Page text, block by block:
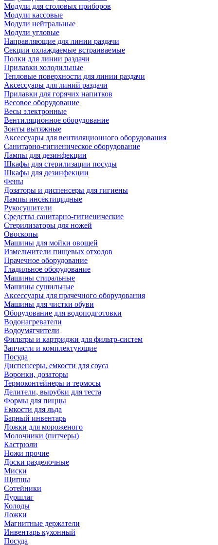
Модули для столовых приборов
Модули кассовые
Модули нейтральные
Модули угловые
Направляющие для линии раздачи
Секции охлаждаемые встраиваемые
Полки для линии раздачи
Прилавки холодильные
Тепловые поверхности для линии раздачи
Аксессуары для линий раздачи
Прилавки для горячих напитков
Весовое оборудование
Весы электронные
Вентиляционное оборудование
Зонты вытяжные
Аксессуары для вентиляционного оборудования
Санитарно-гигиеническое оборудование
Лампы для дезинфекции
Шкафы для стерилизации посуды
Шкафы для дезинфекции
Фены
Дозаторы и диспенсеры для гигиены
Лампы инсектицидные
Рукосушители
Средства санитарно-гигиенические
Стерилизаторы для ножей
Овоскопы
Машины для мойки овощей
Измельчители пищевых отходов
Прачечное оборудование
Гладильное оборудование
Машины стиральные
Машины сушильные
Аксессуары для прачечного оборудования
Машины для чистки обуви
Оборудование для водоподготовки
Водонагреватели
Водоумягчители
Фильтры и картриджи для фильтр-систем
Запчасти и комплектующие
Посуда
Диспенсеры, емкости для соуса
Воронки, дозаторы
Термоконтейнеры и термосы
Делители, вырубки для теста
Формы для пиццы
Емкости для льда
Барный инвентарь
Ложки для мороженого
Молочники (питчеры)
Кастрюли
Ножи прочие
Доски разделочные
Миски
Щипцы
Сотейники
Дуршлаг
Колоды
Ложки
Магнитные держатели
Инвентарь кухонный
Посуда